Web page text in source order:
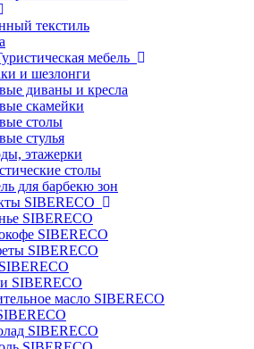
текстиль
мебель
и шезлонги
диваны и кресла
скамейки
столы
стулья
этажерки
столы
для барбекю зон
SIBERECO
SIBERECO
SIBERECO
SIBERECO
SIBERECO
масло SIBERECO
SIBERECO